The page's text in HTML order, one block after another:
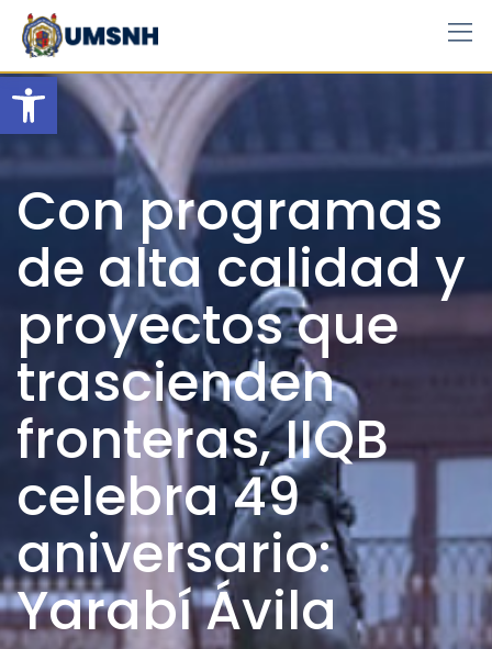
Open toolbar
Skip
content
Con programas
de alta calidad y
proyectos que
trascienden
fronteras, IIQB
celebra 49
aniversario:
Yarabí Ávila